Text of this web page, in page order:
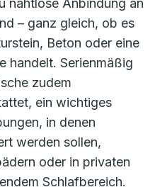
– ganz gleich, ob es
Beton oder eine
handelt. Serienmäßig
zudem
ein wichtiges
in denen
werden sollen,
oder in privaten
Schlafbereich.